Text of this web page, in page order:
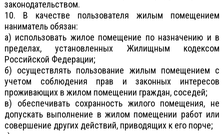
законодательством.
10. В качестве пользователя жилым помещением
наниматель обязан:
а) использовать жилое помещение по назначению и в
пределах, установленных Жилищным кодексом
Российской Федерации;
б) осуществлять пользование жилым помещением с
учетом соблюдения прав и законных интересов
проживающих в жилом помещении граждан, соседей;
в) обеспечивать сохранность жилого помещения, не
допускать выполнение в жилом помещении работ или
совершение других действий, приводящих к его порче;